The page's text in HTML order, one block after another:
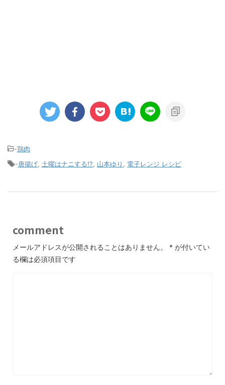
-鶏肉
-唐揚げ 土曜はナニする!? 山本ゆり 電子レンジ レシピ
comment
メールアドレスが公開されることはありません。 * が付いてい
る欄は必須項目です